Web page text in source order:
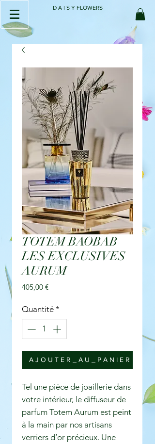
D A I S Y FLOWERS
TOTEM BAOBAB
LES EXCLUSIVES
AURUM
405,00 €Prix
Quantité *
A J O U T E R _ A U _ P A N I E R
Tel une pièce de joaillerie dans
votre intérieur, le diffuseur de
parfum Totem Aurum est peint
à la main par nos artisans
verriers d’or précieux. Une